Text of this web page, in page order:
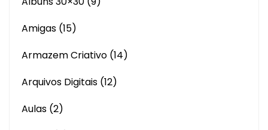
Amigas (15)
Armazem Criativo (14)
Arquivos Digitais (12)
Aulas (2)